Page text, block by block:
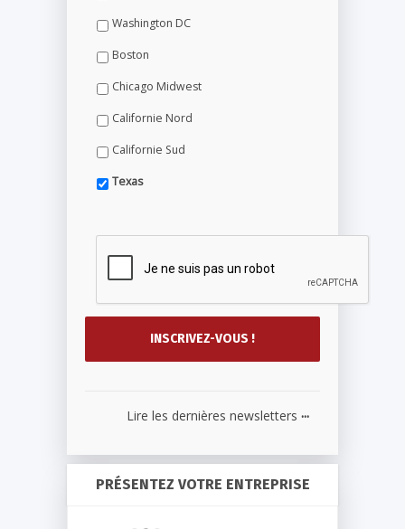
Washington DC
Boston
Chicago Midwest
Californie Nord
Californie Sud
Texas
Lire les dernières newsletters ...
PRÉSENTEZ VOTRE ENTREPRISE